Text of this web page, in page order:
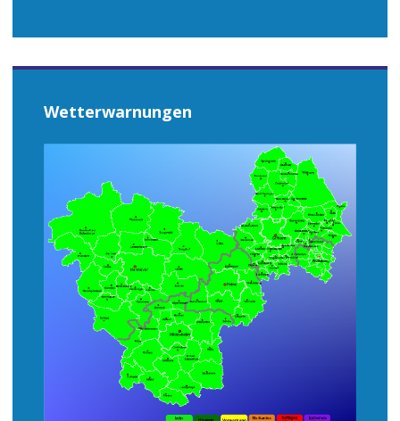
Wetterwarnungen